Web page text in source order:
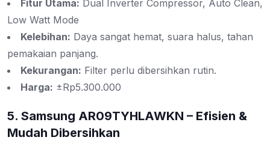
Fitur Utama: Dual Inverter Compressor, Auto Clean,
Low Watt Mode
Kelebihan: Daya sangat hemat, suara halus, tahan
pemakaian panjang.
Kekurangan: Filter perlu dibersihkan rutin.
Harga: ±Rp5.300.000
5. Samsung AR09TYHLAWKN – Efisien &
Mudah Dibersihkan